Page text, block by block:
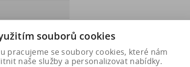
souborů cookies
pracujeme se soubory cookies, které nám
naše služby a personalizovat nabídky.